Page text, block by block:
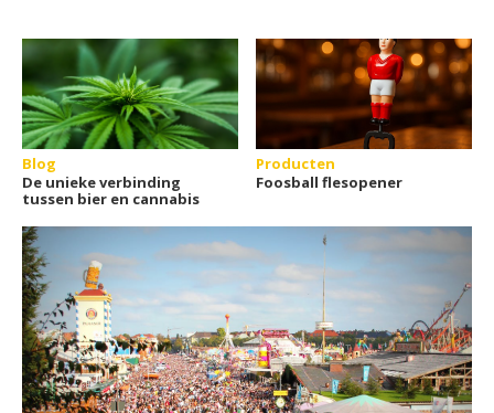
Blog
De unieke verbinding
tussen bier en cannabis
Producten
Foosball flesopener